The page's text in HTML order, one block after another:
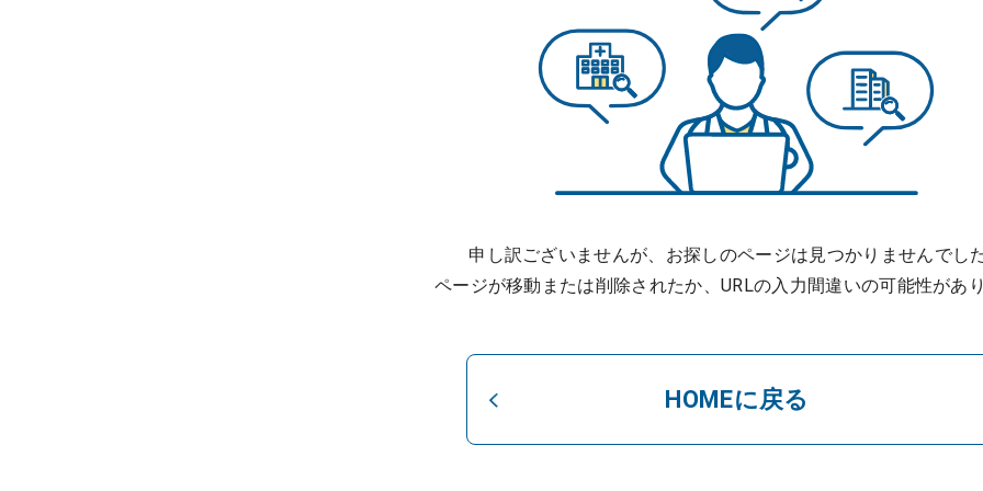
申し訳ございませんが、お探しのページは見つかりませんでした
ページが移動または削除されたか、URLの入力間違いの可能性があり
HOMEに戻る